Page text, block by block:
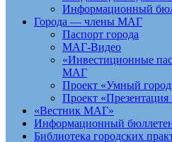
Информационный
Города — члены МАГ
Паспорт города
МАГ-Видео
«Инвестиционные
МАГ
Проект «Умный
Проект
«Вестник МАГ»
Информационный
Библиотека городских